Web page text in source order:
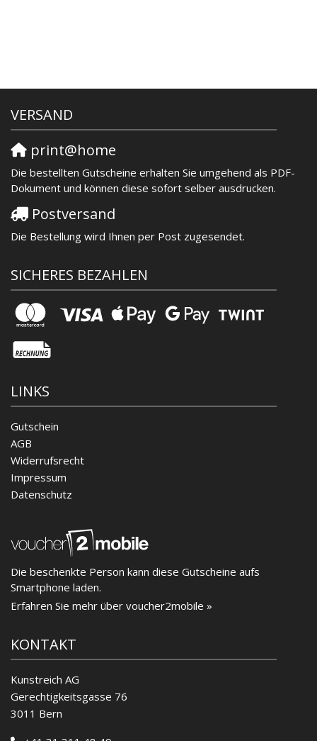
VERSAND
print@home
Die bestellten Gutscheine erhalten Sie umgehend als PDF-
Dokument und können diese sofort selber ausdrucken.
Postversand
Die Bestellung wird Ihnen per Post zugesendet.
SICHERES BEZAHLEN
LINKS
Gutschein
AGB
Widerrufsrecht
Impressum
Datenschutz
Die beschenkte Person kann diese Gutscheine aufs
Smartphone laden.
Erfahren Sie mehr über voucher2mobile »
KONTAKT
Kunstreich AG
Gerechtigkeitsgasse 76
3011 Bern